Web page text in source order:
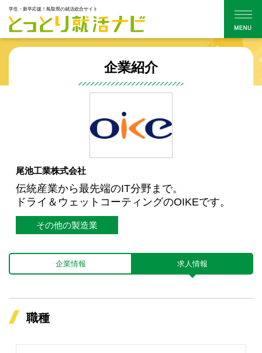
学生・新卒応援！鳥取県の就活総合サイト
企業紹介
尾池工業株式会社
伝統産業から最先端のIT分野まで。
ドライ＆ウェットコーティングのOIKEです。
その他の製造業
企業情報 求人情報
職種